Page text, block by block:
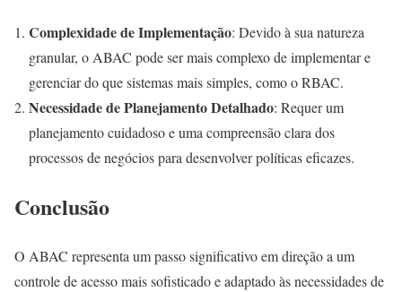
Complexidade de Implementação: Devido à sua natureza
granular, o ABAC pode ser mais complexo de implementar e
gerenciar do que sistemas mais simples, como o RBAC.
Necessidade de Planejamento Detalhado: Requer um
planejamento cuidadoso e uma compreensão clara dos
processos de negócios para desenvolver políticas eficazes.
Conclusão
O ABAC representa um passo significativo em direção a um
controle de acesso mais sofisticado e adaptado às necessidades de